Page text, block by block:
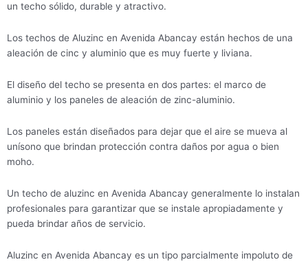
un techo sólido, durable y atractivo.
Los techos de Aluzinc en Avenida Abancay están hechos de una
aleación de cinc y aluminio que es muy fuerte y liviana.
El diseño del techo se presenta en dos partes: el marco de
aluminio y los paneles de aleación de zinc-aluminio.
Los paneles están diseñados para dejar que el aire se mueva al
unísono que brindan protección contra daños por agua o bien
moho.
Un techo de aluzinc en Avenida Abancay generalmente lo instalan
profesionales para garantizar que se instale apropiadamente y
pueda brindar años de servicio.
Aluzinc en Avenida Abancay es un tipo parcialmente impoluto de